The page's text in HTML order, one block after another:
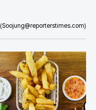
(Soojung@reporterstimes.com)